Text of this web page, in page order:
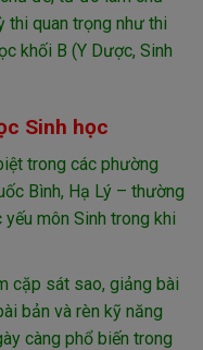
thi quan trọng như thi
khối B (Y Dược, Sinh
Sinh học
trong các phường
Bình, Hạ Lý – thường
môn Sinh trong khi
cặp sát sao, giảng bài
bản và rèn kỹ năng
càng phổ biến trong